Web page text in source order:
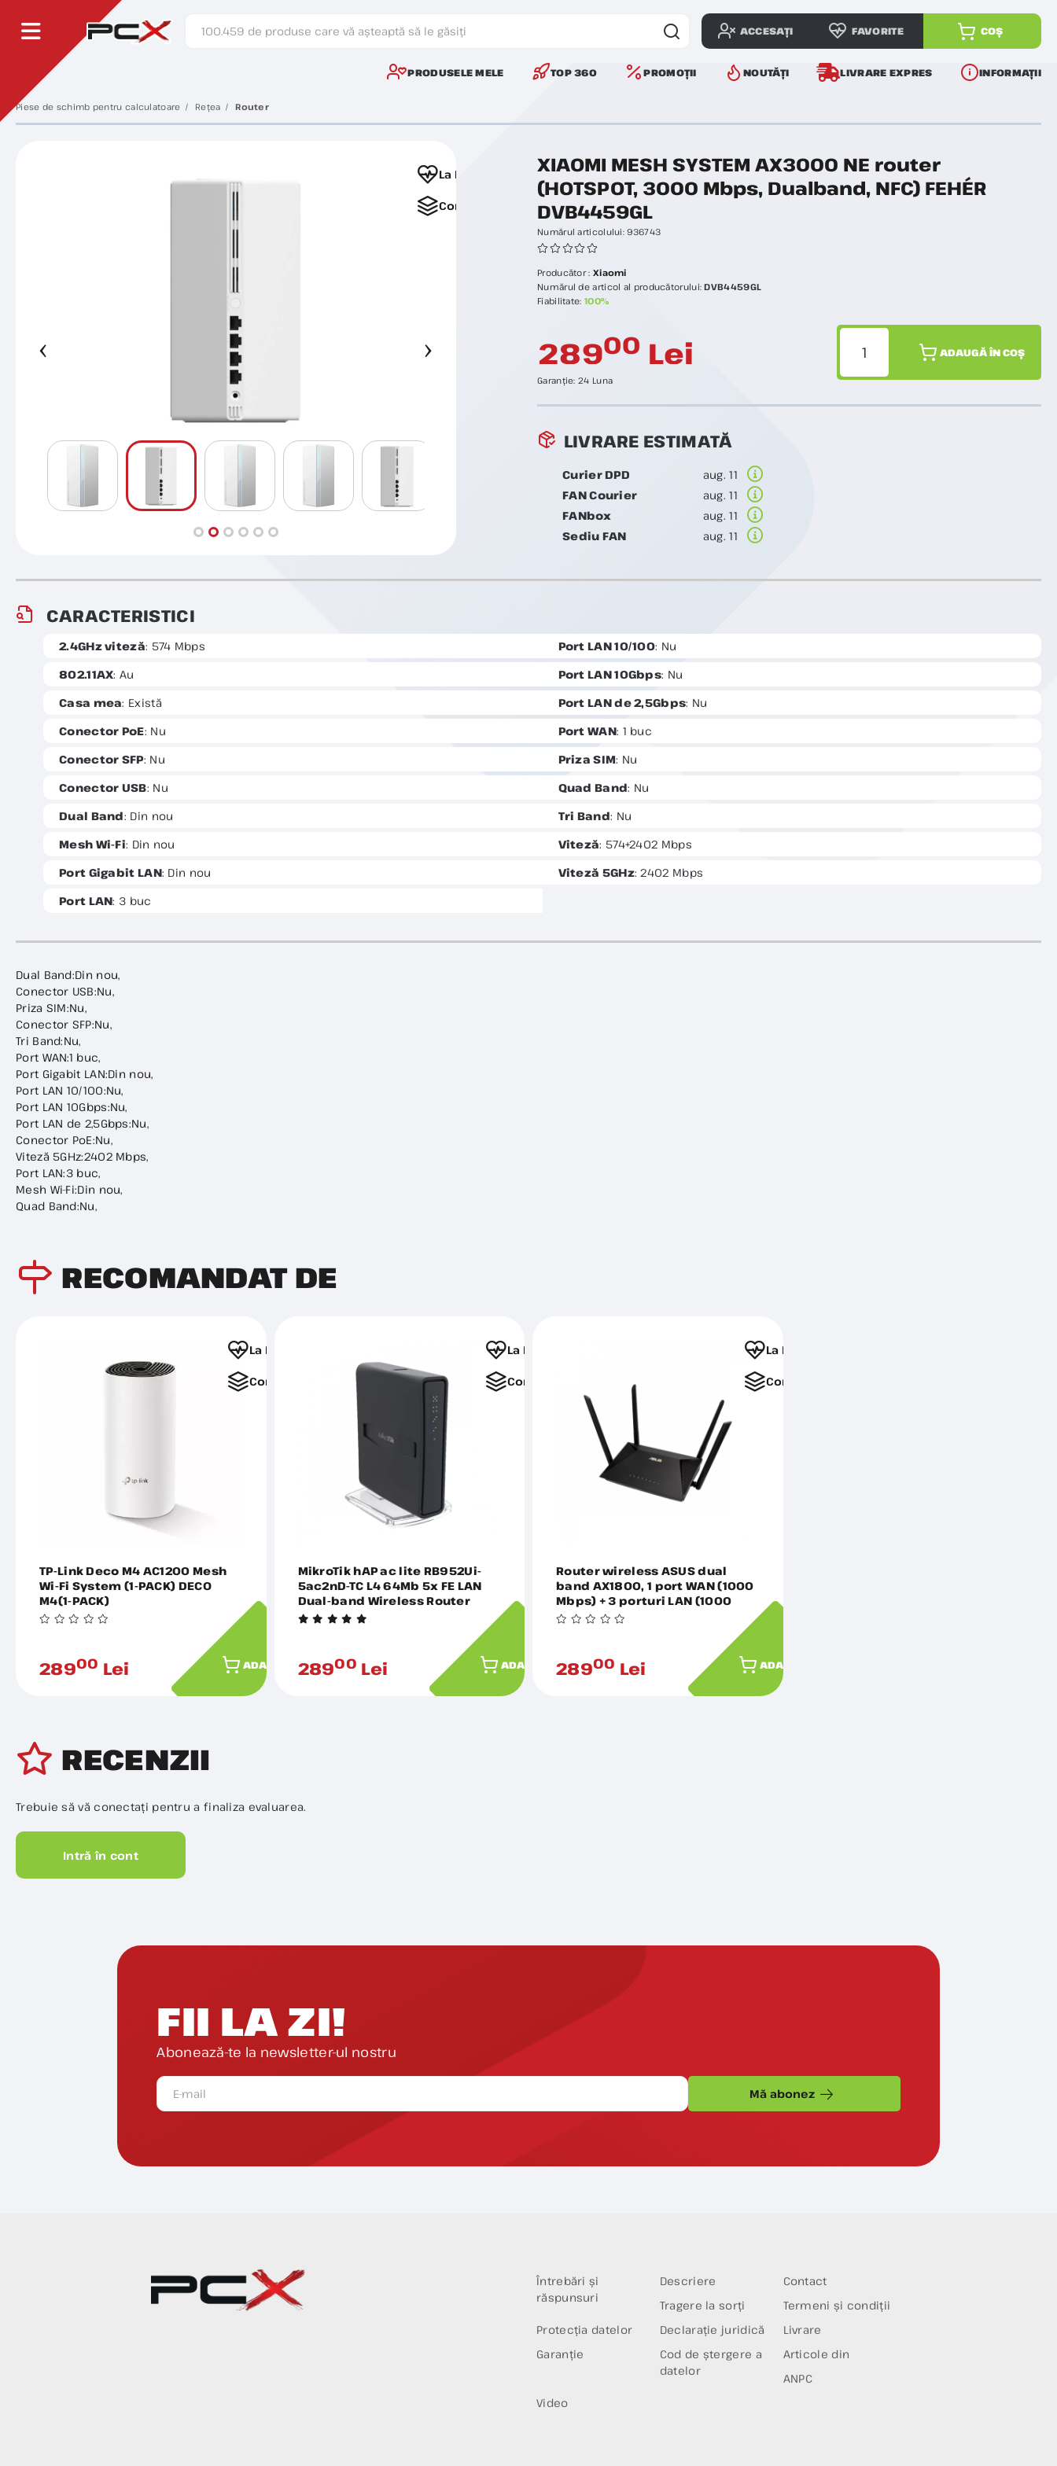
ACCESAȚI FAVORITE COȘ
PRODUSELE MELE TOP 360 PROMOȚII NOUTĂȚI LIVRARE EXPRES INFORMAȚII
Piese de schimb pentru calculatoare Rețea Router
La Favorite
Comparați
XIAOMI MESH SYSTEM AX3000 NE router
(HOTSPOT, 3000 Mbps, Dualband, NFC) FEHÉR
DVB4459GL
Numărul articolului:936743
Producător : Xiaomi
Numărul de articol al producătorului:DVB4459GL
Fiabilitate: 100%
28900 Lei
Garanție: 24 Luna
ADAUGĂ ÎN COȘ
LIVRARE ESTIMATĂ
Curier DPD
aug. 11
FAN Courier
aug. 11
FANbox
aug. 11
Sediu FAN
aug. 11
CARACTERISTICI
2.4GHz viteză: 574 Mbps
802.11AX: Au
Casa mea: Există
Conector PoE: Nu
Conector SFP: Nu
Conector USB: Nu
Dual Band: Din nou
Mesh Wi-Fi: Din nou
Port Gigabit LAN: Din nou
Port LAN: 3 buc
Port LAN 10/100: Nu
Port LAN 10Gbps: Nu
Port LAN de 2,5Gbps: Nu
Port WAN: 1 buc
Priza SIM: Nu
Quad Band: Nu
Tri Band: Nu
Viteză: 574+2402 Mbps
Viteză 5GHz: 2402 Mbps
Dual Band:Din nou,
Conector USB:Nu,
Priza SIM:Nu,
Conector SFP:Nu,
Tri Band:Nu,
Port WAN:1 buc,
Port Gigabit LAN:Din nou,
Port LAN 10/100:Nu,
Port LAN 10Gbps:Nu,
Port LAN de 2,5Gbps:Nu,
Conector PoE:Nu,
Viteză 5GHz:2402 Mbps,
Port LAN:3 buc,
Mesh Wi-Fi:Din nou,
Quad Band:Nu,
RECOMANDAT DE
La Favorite
Comparați
TP-Link Deco M4 AC1200 Mesh
Wi-Fi System (1-PACK) DECO
M4(1-PACK)
28900 Lei ADAUGĂ ÎN COȘ
La Favorite
Comparați
MikroTik hAP ac lite RB952Ui-
5ac2nD-TC L4 64Mb 5x FE LAN
Dual-band Wireless Router
RB952UI-5AC2ND-TC
28900 Lei ADAUGĂ ÎN COȘ
La Favorite
Comparați
Router wireless ASUS dual
band AX1800, 1 port WAN (1000
Mbps) + 3 porturi LAN (1000
Mbps) + 1 port USB, RT-AX1800U
28900 Lei ADAUGĂ ÎN COȘ
RECENZII
Trebuie să vă conectați pentru a finaliza evaluarea.
Intră în cont
FII LA ZI!
Abonează-te la newsletter-ul nostru
Mă abonez
Întrebări și
răspunsuri
Descriere
Contact
Tragere la sorți
Termeni și condiții
Protecția datelor
Declarație juridică
Livrare
Garanție
Cod de ștergere a
datelor
Articole din
ANPC
Video